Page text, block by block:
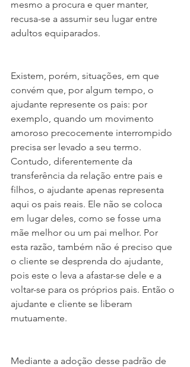
mesmo a procura e quer manter,
recusa-se a assumir seu lugar entre
adultos equiparados.
Existem, porém, situações, em que
convém que, por algum tempo, o
ajudante represente os pais: por
exemplo, quando um movimento
amoroso precocemente interrompido
precisa ser levado a seu termo.
Contudo, diferentemente da
transferência da relação entre pais e
filhos, o ajudante apenas representa
aqui os pais reais. Ele não se coloca
em lugar deles, como se fosse uma
mãe melhor ou um pai melhor. Por
esta razão, também não é preciso que
o cliente se desprenda do ajudante,
pois este o leva a afastar-se dele e a
voltar-se para os próprios pais. Então o
ajudante e cliente se liberam
mutuamente.
Mediante a adoção desse padrão de